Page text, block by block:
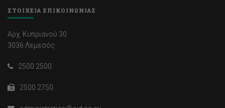
ΣΤΟΙΧΕΙΑ ΕΠΙΚΟΙΝΩΝΙΑΣ
Αρχ. Κυπριανού 30
3036 Λεμεσός
2500 2500
2500 2750